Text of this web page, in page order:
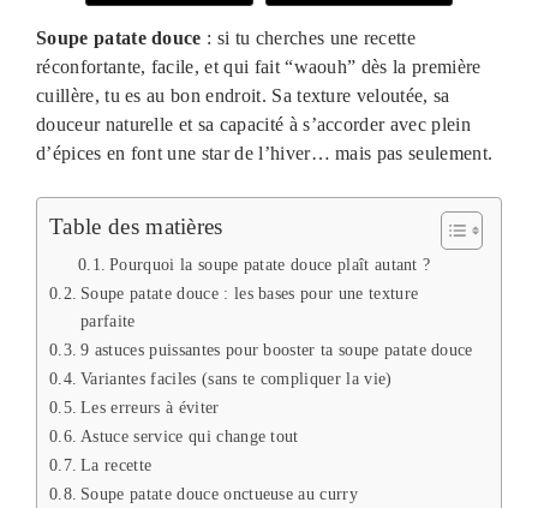
Soupe patate douce : si tu cherches une recette
réconfortante, facile, et qui fait “waouh” dès la première
cuillère, tu es au bon endroit. Sa texture veloutée, sa
douceur naturelle et sa capacité à s’accorder avec plein
d’épices en font une star de l’hiver… mais pas seulement.
Table des matières
Pourquoi la soupe patate douce plaît autant ?
Soupe patate douce : les bases pour une texture
parfaite
9 astuces puissantes pour booster ta soupe patate douce
Variantes faciles (sans te compliquer la vie)
Les erreurs à éviter
Astuce service qui change tout
La recette
Soupe patate douce onctueuse au curry